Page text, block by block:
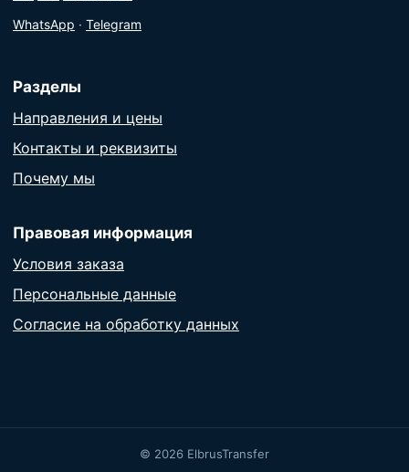
WhatsApp · Telegram
Разделы
Направления и цены
Контакты и реквизиты
Почему мы
Правовая информация
Условия заказа
Персональные данные
Согласие на обработку данных
© 2026 ElbrusTransfer